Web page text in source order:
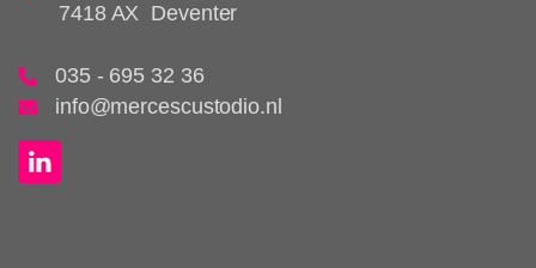
7418 AX Deventer
035 - 695 32 36
info@mercescustodio.nl